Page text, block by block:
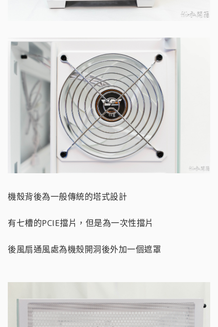
機殼背後為一般傳統的塔式設計
有七槽的PCIE擋片，但是為一次性擋片
後風扇通風處為機殼開洞後外加一個遮罩